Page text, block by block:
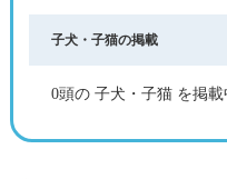
子犬・子猫の掲載
0頭の 子犬・子猫 を掲載